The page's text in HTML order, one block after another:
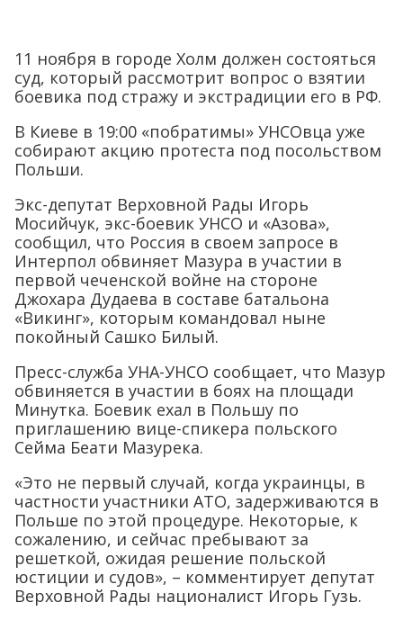
11 ноября в городе Холм должен состояться
суд, который рассмотрит вопрос о взятии
боевика под стражу и экстрадиции его в РФ.
В Киеве в 19:00 «побратимы» УНСОвца уже
собирают акцию протеста под посольством
Польши.
Экс-депутат Верховной Рады Игорь
Мосийчук, экс-боевик УНСО и «Азова»,
сообщил, что Россия в своем запросе в
Интерпол обвиняет Мазура в участии в
первой чеченской войне на стороне
Джохара Дудаева в составе батальона
«Викинг», которым командовал ныне
покойный Сашко Билый.
Пресс-служба УНА-УНСО сообщает, что Мазур
обвиняется в участии в боях на площади
Минутка. Боевик ехал в Польшу по
приглашению вице-спикера польского
Сейма Беати Мазурека.
«Это не первый случай, когда украинцы, в
частности участники АТО, задерживаются в
Польше по этой процедуре. Некоторые, к
сожалению, и сейчас пребывают за
решеткой, ожидая решение польской
юстиции и судов», – комментирует депутат
Верховной Рады националист Игорь Гузь.